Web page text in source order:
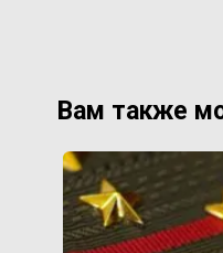
Вам также